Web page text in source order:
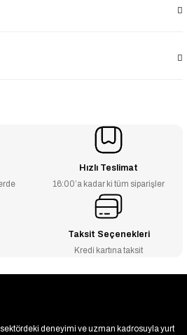
Hızlı Teslimat
16:00’a kadar ki tüm siparişler
Taksit Seçenekleri
Kredi kartına taksit
sektördeki deneyimi ve uzman kadrosuyla yurt